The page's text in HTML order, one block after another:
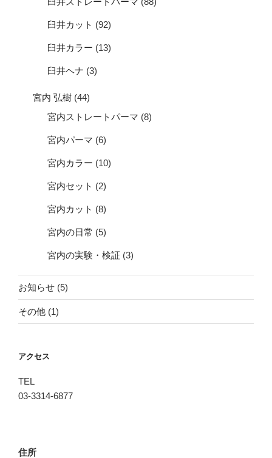
臼井カット (92)
臼井カラー (13)
臼井ヘナ (3)
宮内 弘樹 (44)
宮内ストレートパーマ (8)
宮内パーマ (6)
宮内カラー (10)
宮内セット (2)
宮内カット (8)
宮内の日常 (5)
宮内の実験・検証 (3)
お知らせ (5)
その他 (1)
アクセス
TEL
03-3314-6877
住所